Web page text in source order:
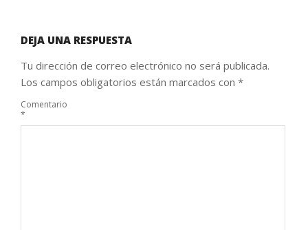
DEJA UNA RESPUESTA
Tu dirección de correo electrónico no será publicada.
Los campos obligatorios están marcados con *
Comentario
*